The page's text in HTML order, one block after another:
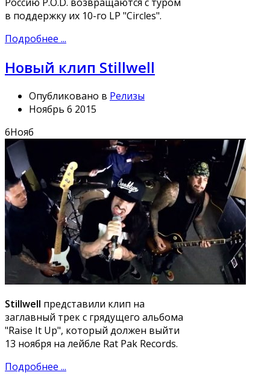
в поддержку их 10-го LP "Circles".
Подробнее ...
Новый клип Stillwell
Опубликовано в Релизы
Ноябрь 6 2015
6Нояб
Stillwell представили клип на
заглавный трек с грядущего альбома
"Raise It Up", который должен выйти
13 ноября на лейбле Rat Pak Records.
Подробнее ...